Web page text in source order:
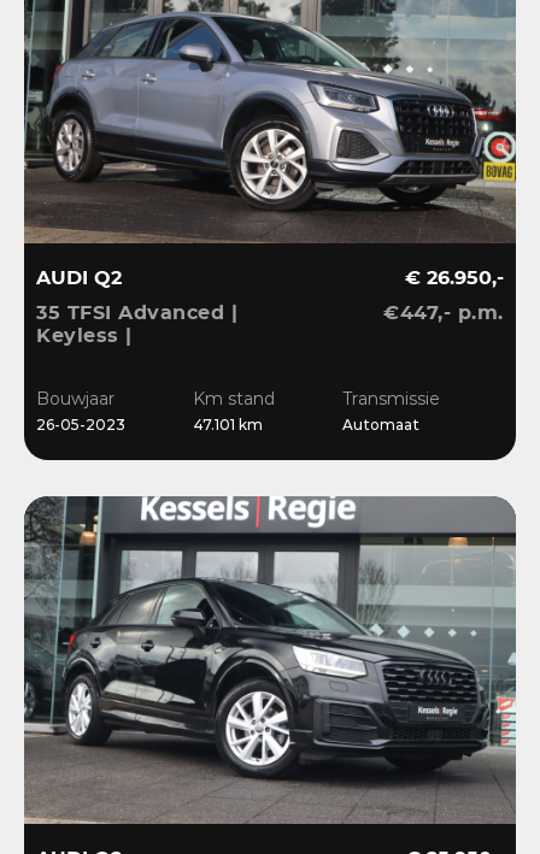
AUDI Q2
35 TFSI Advanced |
Keyless |
Navi | Sensoren | 17”
€ 26.950,-
€447,- p.m.
Bouwjaar
26-05-2023
Km stand
47.101 km
Transmissie
Automaat